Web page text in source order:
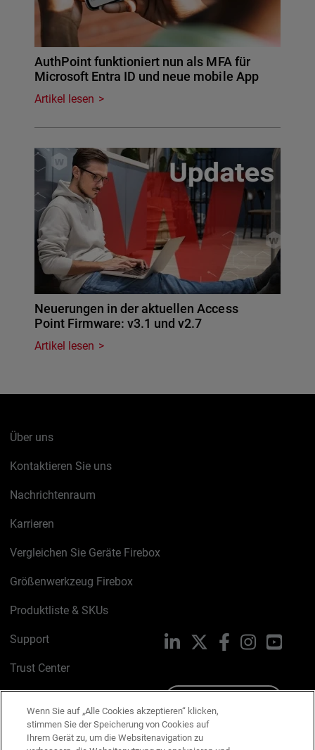
AuthPoint funktioniert nun als MFA für
Microsoft Entra ID und neue mobile App
Artikel lesen
Neuerungen in der aktuellen Access
Point Firmware: v3.1 und v2.7
Artikel lesen
Über uns
Kontaktieren Sie uns
Nachrichtenraum
Karrieren
Vergleichen Sie Geräte Firebox
Größenwerkzeug Firebox
Produktliste & SKUs
Support
Trust Center
Cookie-Richtlinie
LinkedIn FacebookInstagram
Wenn Sie auf „Alle Cookies akzeptieren“ klicken,
stimmen Sie der Speicherung von Cookies auf
Ihrem Gerät zu, um die Websitenavigation zu